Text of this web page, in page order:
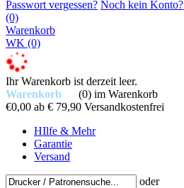
Passwort vergessen? Noch kein Konto?
(0)
Warenkorb
WK (0)
Ihr Warenkorb ist derzeit leer.
Warenkorb
(0) im Warenkorb
€0,00 ab € 79,90 Versandkostenfrei
HIlfe & Mehr
Garantie
Versand
oder